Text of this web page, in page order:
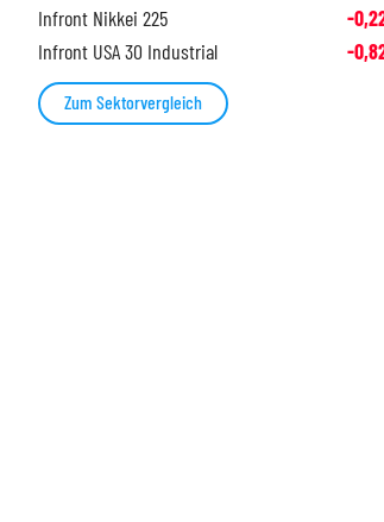
Infront Nikkei 225 -
Infront USA 30 Industrial -
Zum Sektorvergleich